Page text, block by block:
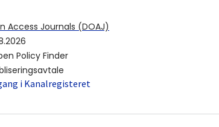
Access Journals (DOAJ)
Policy Finder
i Kanalregisteret